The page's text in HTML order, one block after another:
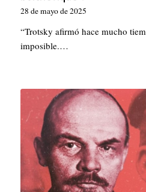
28 de mayo de 2025
“Trotsky afirmó hace mucho
imposible.…